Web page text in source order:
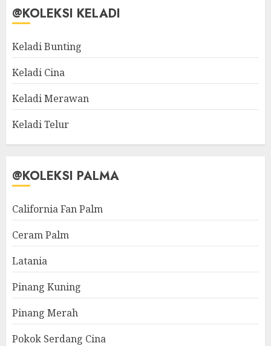
@KOLEKSI KELADI
Keladi Bunting
Keladi Cina
Keladi Merawan
Keladi Telur
@KOLEKSI PALMA
California Fan Palm
Ceram Palm
Latania
Pinang Kuning
Pinang Merah
Pokok Serdang Cina